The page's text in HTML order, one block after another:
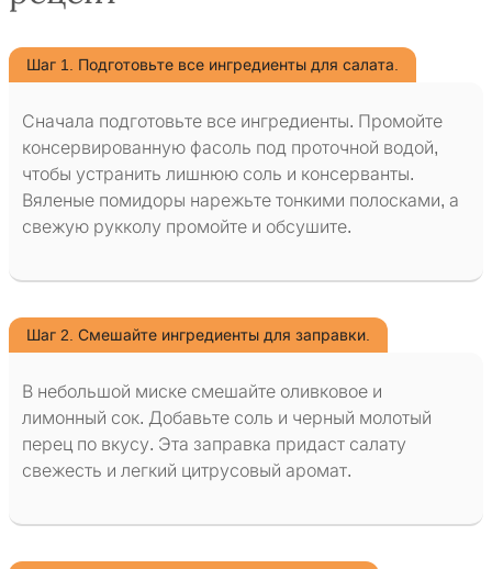
Шаг 1. Подготовьте все ингредиенты для салата.
Сначала подготовьте все ингредиенты. Промойте
консервированную фасоль под проточной водой,
чтобы устранить лишнюю соль и консерванты.
Вяленые помидоры нарежьте тонкими полосками, а
свежую рукколу промойте и обсушите.
Шаг 2. Смешайте ингредиенты для заправки.
В небольшой миске смешайте оливковое и
лимонный сок. Добавьте соль и черный молотый
перец по вкусу. Эта заправка придаст салату
свежесть и легкий цитрусовый аромат.